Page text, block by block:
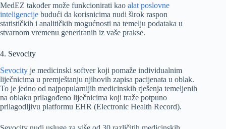
MedEZ također može funkcionirati kao alat poslovne
inteligencije budući da korisnicima nudi širok raspon
statističkih i analitičkih mogućnosti na temelju podataka u
stvarnom vremenu generiranih iz vaše prakse.
4. Sevocity
Sevocity je medicinski softver koji pomaže individualnim
liječnicima u premještanju njihovih zapisa pacijenata u oblak.
To je jedno od najpopularnijih medicinskih rješenja temeljenih
na oblaku prilagođeno liječnicima koji traže potpuno
prilagodljivu platformu EHR (Electronic Health Record).